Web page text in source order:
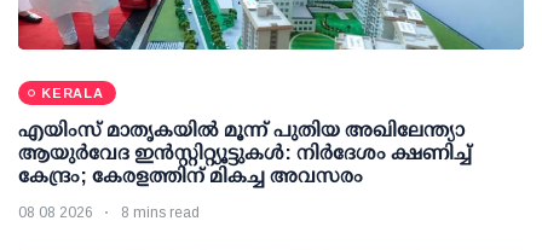
KERALA
എയിംസ് മാതൃകയില്‍ മൂന്ന് പുതിയ അഖിലേന്ത്യാ
ആയുര്‍വേദ ഇന്‍സ്റ്റിറ്റ്യൂട്ടുകള്‍: നിര്‍ദേശം ക്ഷണിച്ച്
കേന്ദ്രം; കേരളത്തിന് മികച്ച അവസരം
08 08 2026 8 mins read